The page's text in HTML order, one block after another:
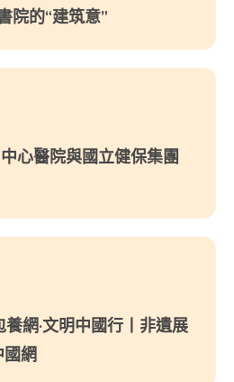
院的“建筑意”
心醫院與國立健保集團
網·文明中國行丨非遺展
網